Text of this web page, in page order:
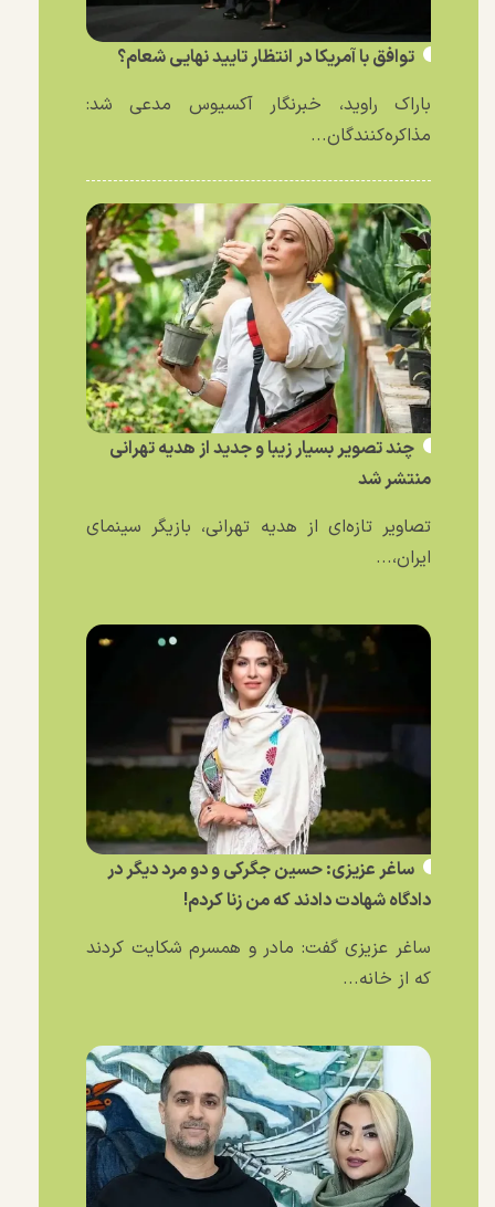
توافق با آمریکا در انتظار تایید نهایی شعام؟
باراک راوید، خبرنگار آکسیوس مدعی شد:
مذاکره‌کنندگان...
چند تصویر بسیار زیبا و جدید از هدیه تهرانی
منتشر شد
تصاویر تازه‌ای از هدیه تهرانی، بازیگر سینمای
ایران،...
ساغر عزیزی: حسین جگرکی و دو مرد دیگر در
دادگاه شهادت دادند که من زنا کردم!
ساغر عزیزی گفت: مادر و همسرم شکایت کردند
که از خانه...